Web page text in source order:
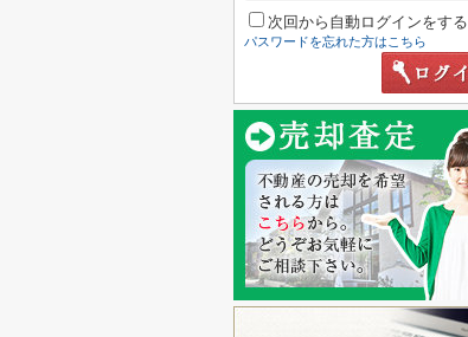
次回から自動ログインをする
パスワードを忘れた方はこちら